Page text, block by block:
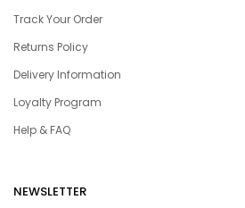
Track Your Order
Returns Policy
Delivery Information
Loyalty Program
Help & FAQ
NEWSLETTER